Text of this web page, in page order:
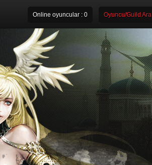
Online oyuncular : 0 Oyuncu/Guild Ara